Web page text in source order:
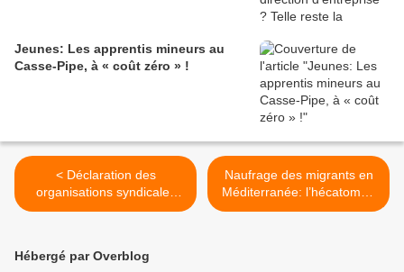
Jeunes: Les apprentis mineurs au
Casse-Pipe, à « coût zéro » !
< Déclaration des
organisations syndicales
CGT, FSU, Solidaires,
pour le progrès social
Naufrage des migrants en
Méditerranée: l’hécatombe
doit cesser ! >
Hébergé par Overblog